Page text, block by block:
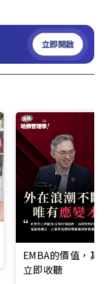
立即開啟
EMBA的價值，
立即收聽